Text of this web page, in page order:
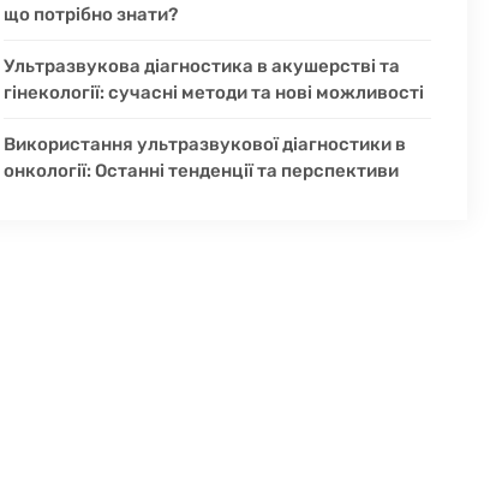
що потрібно знати?
Ультразвукова діагностика в акушерстві та
гінекології: сучасні методи та нові можливості
Використання ультразвукової діагностики в
онкології: Останні тенденції та перспективи